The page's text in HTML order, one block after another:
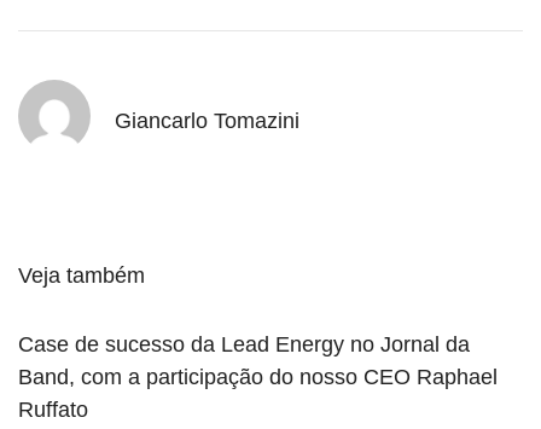
Giancarlo Tomazini
Veja também
Case de sucesso da Lead Energy no Jornal da
Band, com a participação do nosso CEO Raphael
Ruffato